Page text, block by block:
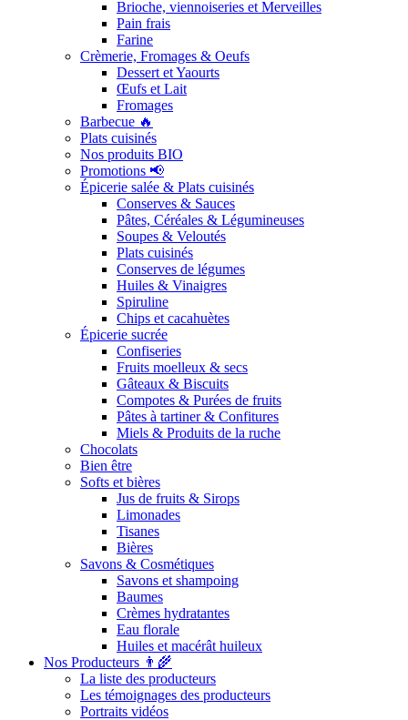
Brioche, viennoiseries et Merveilles
Pain frais
Farine
Crèmerie, Fromages & Oeufs
Dessert et Yaourts
Œufs et Lait
Fromages
Barbecue 🔥
Plats cuisinés
Nos produits BIO
Promotions 📢
Épicerie salée & Plats cuisinés
Conserves & Sauces
Pâtes, Céréales & Légumineuses
Soupes & Veloutés
Plats cuisinés
Conserves de légumes
Huiles & Vinaigres
Spiruline
Chips et cacahuètes
Épicerie sucrée
Confiseries
Fruits moelleux & secs
Gâteaux & Biscuits
Compotes & Purées de fruits
Pâtes à tartiner & Confitures
Miels & Produits de la ruche
Chocolats
Bien être
Softs et bières
Jus de fruits & Sirops
Limonades
Tisanes
Bières
Savons & Cosmétiques
Savons et shampoing
Baumes
Crèmes hydratantes
Eau florale
Huiles et macérât huileux
Nos Producteurs 👨‍🌾
La liste des producteurs
Les témoignages des producteurs
Portraits vidéos